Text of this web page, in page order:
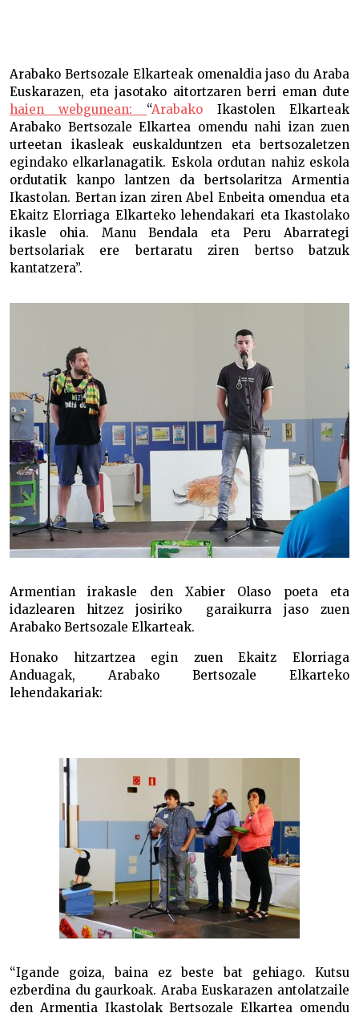
Arabako Bertsozale Elkarteak omenaldia jaso du Araba
Euskarazen, eta jasotako aitortzaren berri eman dute
haien webgunean: “Arabako Ikastolen Elkarteak
Arabako Bertsozale Elkartea omendu nahi izan zuen
urteetan ikasleak euskalduntzen eta bertsozaletzen
egindako elkarlanagatik. Eskola ordutan nahiz eskola
ordutatik kanpo lantzen da bertsolaritza Armentia
Ikastolan. Bertan izan ziren Abel Enbeita omendua eta
Ekaitz Elorriaga Elkarteko lehendakari eta Ikastolako
ikasle ohia. Manu Bendala eta Peru Abarrategi
bertsolariak ere bertaratu ziren bertso batzuk
kantatzera”.
Armentian irakasle den Xabier Olaso poeta eta
idazlearen hitzez josiriko garaikurra jaso zuen
Arabako Bertsozale Elkarteak.
Honako hitzartzea egin zuen Ekaitz Elorriaga
Anduagak, Arabako Bertsozale Elkarteko
lehendakariak:
“Igande goiza, baina ez beste bat gehiago. Kutsu
ezberdina du gaurkoak. Araba Euskarazen antolatzaile
den Armentia Ikastolak Bertsozale Elkartea omendu